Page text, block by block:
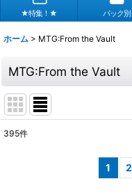
★特集！★ パック別
ホーム > MTG:From the Vault
MTG:From the Vault
395件
1 2